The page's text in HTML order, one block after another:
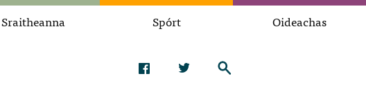
Sraitheanna Spórt Oideachas